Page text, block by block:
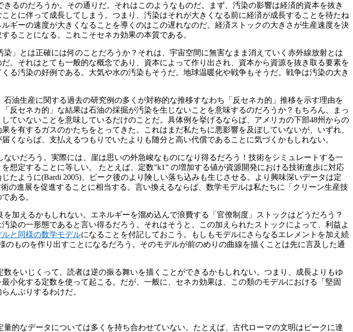
るのだろうか。その通りだ。それはこのようなものだ。まず、汚染の影響は経済的資本を抜き
とに伴って成長してしまう。つまり、汚染はそれが大きくなる前に経済が成長することを待たね
ギーの速度が大きくなることを導くのはこの遅れなのだ。経済ストックの大きさが生産速度を決
ることになる。これこそセネカ効果の本質である。
」とは正確には何のことだろうか？それは、宇宙空間に無害なまま消えていく赤外線放射とは
。それはとても一般的な概念であり、資本によって作り出され、資本から資源を抜き取る要素を
る汚染の好例である。大気や水の汚染もそうだ。地球温暖化や戦争もそうだ。戦争は汚染の大き
石油生産に関する過去の研究例の多くが対称的な推移すなわち「反セネカ的」推移を示す理由を
反セネカ的」な結果は石油の採掘が汚染を生じないことを意味するのだろうか？もちろん、まっ
ていないことを意味しているだけのことだ。具体例を挙げるならば、アメリカの下部48州からの
有するガスのかたちをとってきた。これはまだ私たちに悪影響を及ぼしていないが、いずれ、
ならば、支払えるつもりでいたよりも随分と高い代償であることに気づくかもしれない。
いだろう。実際には、崖は思いの外急峻なものになり得るだろう！技術をシミュレートする一
定することに等しい。 たとえば、定数”k1” の増加する値が資源開発における技術進歩に対応
ように(Bardi 2005)、ピーク後のより険しい落ち込みも生じさせる。より興味深いデータは定
進展を促進することに相当する。言い換えるならば、数学モデルは私たちに「クリーン生産技
ある。
加えるかもしれない。エネルギーを溜め込んで浪費する「官僚制度」ストックはどうだろう？
染の一形態であると言い得るだろう。それはそうと、この加えられたストックによって、利益よ
と同様の数学モデルになることを付記しておこう。もしもモデルにさらなるエレメントを加え続
ものを作り出すことになるだろう。そのモデルが前のめりの曲線を描くことは先に言及した通
をいじくって、読者は逆の振る舞いを描くことができるかもしれない。つまり、成長よりもゆ
小化する定数を使って起こる。だが、一般に、セネカ効果は、この類のモデルにおける「堅固
んぷりするわけだ。
的なデータについては多くを持ち合わせていない。たとえば、古代ローマの文明はピークに達